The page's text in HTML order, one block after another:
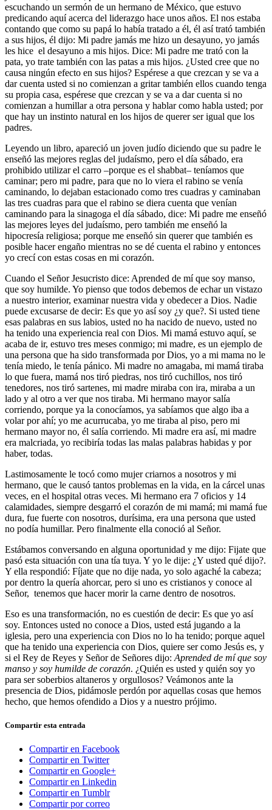
escuchando un sermón de un hermano de México, que estuvo
predicando aquí acerca del liderazgo hace unos años. El nos estaba
contando que como su papá lo había tratado a él, él así trató también
a sus hijos, él dijo: Mi padre jamás me hizo un desayuno, yo jamás
les hice el desayuno a mis hijos. Dice: Mi padre me trató con la
pata, yo trate también con las patas a mis hijos. ¿Usted cree que no
causa ningún efecto en sus hijos? Espérese a que crezcan y se va a
dar cuenta usted si no comienzan a gritar también ellos cuando tenga
su propia casa, espérese que crezcan y se va a dar cuenta si no
comienzan a humillar a otra persona y hablar como habla usted; por
que hay un instinto natural en los hijos de querer ser igual que los
padres.
Leyendo un libro, apareció un joven judío diciendo que su padre le
enseñó las mejores reglas del judaísmo, pero el día sábado, era
prohibido utilizar el carro –porque es el shabbat– teníamos que
caminar; pero mi padre, para que no lo viera el rabino se venía
caminando, lo dejaban estacionado como tres cuadras y caminaban
las tres cuadras para que el rabino se diera cuenta que venían
caminando para la sinagoga el día sábado, dice: Mi padre me enseñó
las mejores leyes del judaísmo, pero también me enseñó la
hipocresía religiosa; porque me enseñó sin querer que también es
posible hacer engaño mientras no se dé cuenta el rabino y entonces
yo crecí con estas cosas en mi corazón.
Cuando el Señor Jesucristo dice: Aprended de mí que soy manso,
que soy humilde. Yo pienso que todos debemos de echar un vistazo
a nuestro interior, examinar nuestra vida y obedecer a Dios. Nadie
puede excusarse de decir: Es que yo así soy ¿y que?. Si usted tiene
esas palabras en sus labios, usted no ha nacido de nuevo, usted no
ha tenido una experiencia real con Dios. Mi mamá estuvo aquí, se
acaba de ir, estuvo tres meses conmigo; mi madre, es un ejemplo de
una persona que ha sido transformada por Dios, yo a mi mama no le
tenía miedo, le tenía pánico. Mi madre no amagaba, mi mamá tiraba
lo que fuera, mamá nos tiró piedras, nos tiró cuchillos, nos tiró
tenedores, nos tiró sartenes, mi madre miraba con ira, miraba a un
lado y al otro a ver que nos tiraba. Mi hermano mayor salía
corriendo, porque ya la conocíamos, ya sabíamos que algo iba a
volar por ahí; yo me acurrucaba, yo me tiraba al piso, pero mi
hermano mayor no, él salía corriendo. Mi madre era así, mi madre
era malcriada, yo recibiría todas las malas palabras habidas y por
haber, todas.
Lastimosamente le tocó como mujer criarnos a nosotros y mi
hermano, que le causó tantos problemas en la vida, en la cárcel unas
veces, en el hospital otras veces. Mi hermano era 7 oficios y 14
calamidades, siempre desgarró el corazón de mi mamá; mi mamá fue
dura, fue fuerte con nosotros, durísima, era una persona que usted
no podía humillar. Pero finalmente ella conoció al Señor.
Estábamos conversando en alguna oportunidad y me dijo: Fijate que
pasó esta situación con una tía tuya. Y yo le dije: ¿Y usted qué dijo?.
Y ella respondió: Fíjate que no dije nada, yo solo agaché la cabeza;
por dentro la quería ahorcar, pero si uno es cristianos y conoce al
Señor, tenemos que hacer morir la carne dentro de nosotros.
Eso es una transformación, no es cuestión de decir: Es que yo así
soy. Entonces usted no conoce a Dios, usted está jugando a la
iglesia, pero una experiencia con Dios no lo ha tenido; porque aquel
que ha tenido una experiencia con Dios, quiere ser como Jesús es, y
si el Rey de Reyes y Señor de Señores dijo: Aprended de mí que soy
manso y soy humilde de corazón. ¿Quién es usted y quién soy yo
para ser soberbios altaneros y orgullosos? Veámonos ante la
presencia de Dios, pidámosle perdón por aquellas cosas que hemos
hecho, que hemos ofendido a Dios y a nuestro prójimo.
Compartir esta entrada
Compartir en Facebook
Compartir en Twitter
Compartir en Google+
Compartir en Linkedin
Compartir en Tumblr
Compartir por correo